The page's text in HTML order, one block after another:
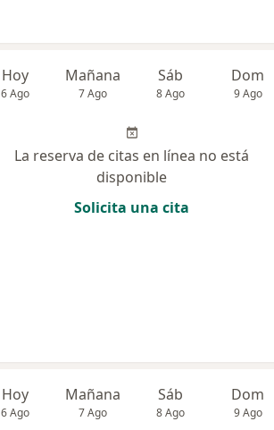
Hoy
6 Ago
Mañana
7 Ago
Sáb
8 Ago
Dom
9 Ago
La reserva de citas en línea no está
disponible
Solicita una cita
Hoy
6 Ago
Mañana
7 Ago
Sáb
8 Ago
Dom
9 Ago